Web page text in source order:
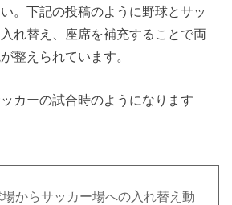
。下記の投稿のように野球とサッ
れ替え、座席を補充することで両
整えられています。
カーの試合時のようになります
からサッカー場への入れ替え動